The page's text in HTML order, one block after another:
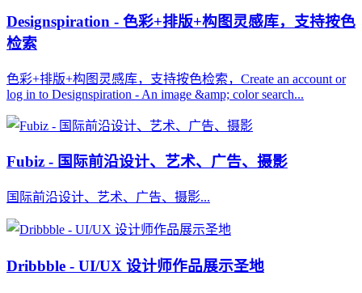
Designspiration - 色彩+排版+构图灵感库，支持按色
检索
色彩+排版+构图灵感库，支持按色检索，Create an account or
log in to Designspiration - An image &amp; color search...
Fubiz - 国际前沿设计、艺术、广告、摄影
国际前沿设计、艺术、广告、摄影...
Dribbble - UI/UX 设计师作品展示圣地